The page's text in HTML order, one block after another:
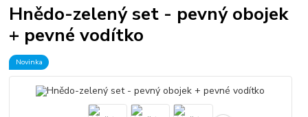
Hnědo-zelený set - pevný obojek
+ pevné vodítko
Novinka